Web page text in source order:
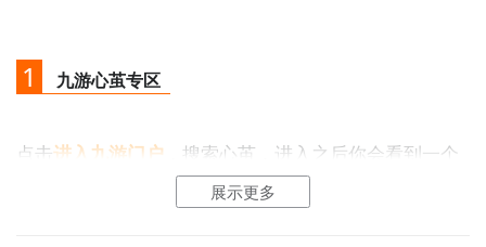
2. 《未定事件簿》：律政恋爱推理题材的剧情向网游，
玩家扮演新人律师参与高密度案件调查，与四位男主在
变，社交系统支持公会协作解谜与限时共战。
3. 《恋与制作人》：国内现象级女性向恋爱模拟网游，
1 九游心茧专区
点击进入九游门户 ，搜索心茧，进入之后你会看到一个
【高速下载】和【下载】
可以更加节省下载时间和流量，能够很好的解决下载耗
展示更多